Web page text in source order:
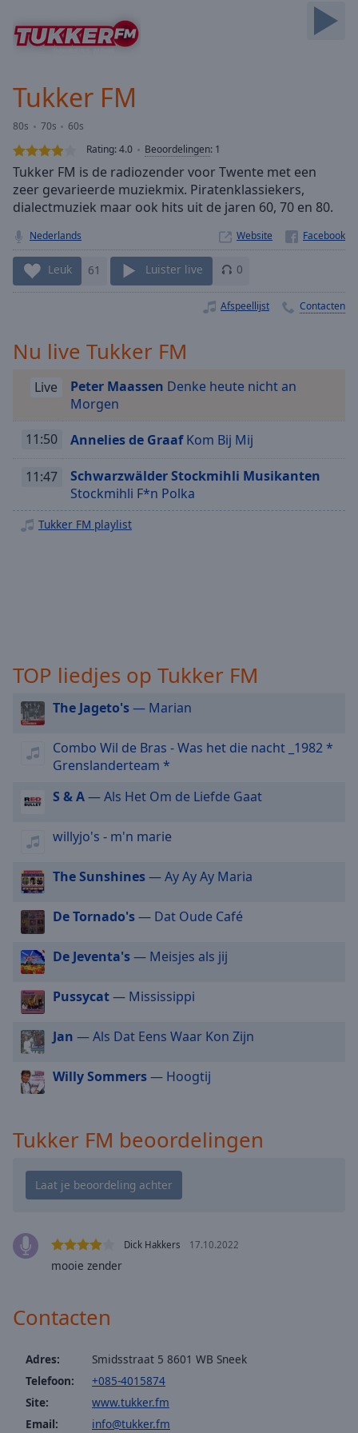
Forward
Mute
Loaded:
0.00%
Stream
TypeLIVE
Seek to
currently
behind
liveLIVE
Remaining
Time-
Playback
Chapters
descriptions
off,
selected
dialog
off
selected
Audio
Picture-
Fullscreen
modal
window.
Beginning
dialog
Escape
cancel
and
the
window.
Color
Opacity
Background
Color
Opacity
Caption
Tukker FM
80s 70s
60s
Rating:4.0 Beoordelingen: 1
Tukker FM is de radiozender voor Twente met een
zeer gevarieerde muziekmix. Piratenklassiekers,
dialectmuziek maar ook hits uit de jaren 60, 70 en 80.
Nederlands Website
Leuk 61 Luister live 0
Afspeellijst Contacten
Nu live Tukker FM
Live Peter Maassen Denke heute nicht an
Morgen
11:50 Annelies de GraafKom Bij Mij
11:47
Schwarzwälder Stockmihli Musikanten
Stockmihli F*n Polka
Tukker FM playlist
TOP liedjes op Tukker FM
The Jageto's— Marian
Combo Wil de Bras - Was het die nacht _1982 *
Grenslanderteam *
S & A— Als Het Om de Liefde Gaat
willyjo's - m'n marie
The Sunshines— Ay Ay Ay Maria
De Tornado's— Dat Oude Café
De Jeventa's— Meisjes als jij
Pussycat— Mississippi
Jan — Als Dat Eens Waar Kon Zijn
Willy Sommers— Hoogtij
Tukker FM beoordelingen
Dick Hakkers 17.10.2022
mooie zender
Contacten
Adres:
Smidsstraat 5 8601 WB Sneek
Telefoon:
+085-4015874
Site:
www.tukker.fm
Email:
info@tukker.fm